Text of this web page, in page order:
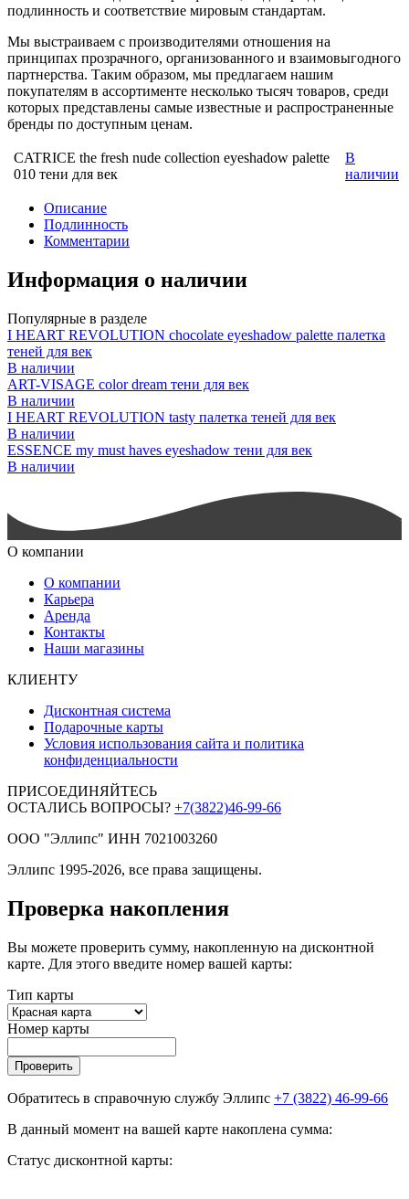
подлинность и соответствие мировым стандартам.
Мы выстраиваем с производителями отношения на
принципах прозрачного, организованного и взаимовыгодного
партнерства. Таким образом, мы предлагаем нашим
покупателям в ассортименте несколько тысяч товаров, среди
которых представлены самые известные и распространенные
бренды по доступным ценам.
CATRICE the fresh nude collection eyeshadow palette
010 тени для век
В
наличии
Описание
Подлинность
Комментарии
Информация о наличии
Популярные в разделе
I HEART REVOLUTION chocolate eyeshadow palette палетка
теней для век
В наличии
ART-VISAGE color dream тени для век
В наличии
I HEART REVOLUTION tasty палетка теней для век
В наличии
ESSENCE my must haves eyeshadow тени для век
В наличии
О компании
О компании
Карьера
Аренда
Контакты
Наши магазины
КЛИЕНТУ
Дисконтная система
Подарочные карты
Условия использования сайта и политика
конфиденциальности
ПРИСОЕДИНЯЙТЕСЬ
ОСТАЛИСЬ ВОПРОСЫ? +7(3822)46-99-66
ООО "Эллипс" ИНН 7021003260
Эллипс 1995-2026, все права защищены.
Проверка накопления
Вы можете проверить сумму, накопленную на дисконтной
карте. Для этого введите номер вашей карты:
Тип карты
Номер карты
Проверить
Обратитесь в справочную службу Эллипс +7 (3822) 46-99-66
В данный момент на вашей карте накоплена сумма:
Статус дисконтной карты: